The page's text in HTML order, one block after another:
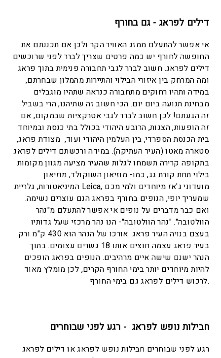
דילים לפראג - גם בחורף
אי אפשר להתעלם ממזג האוויר הקר ולכן אם תכננתם את
החופשה לחורף יש כמה פרטים שצריך לברר לפני שרוכשים
דילים לפראג. חשוב לברר לגבי תחבורה פנימית בתוך פראג
ומה המרחק בין איזורי הבילוי והתיירות מהמלון שבחרתם,
במידה ותהיו רחוקים מתחבורה כנראה שתהיו מוגבלים
מבחינת תנועה ביום יום. הכי חשוב זה שתיהנו, הרי בשביל
זה הגעתם! לכן חשוב לברר לגבי אטרקציות שבמקום, אם
זה הופעות, הצגות, הרובע היהודי בכולל בתי כנסת ובמיוחד
בית הכנסת הספרדי, בין העלמין היהודי ועוד, מצודת פראג,
סטארה מאטו (העיר העתיקה). במידה ורכשתם דילים לפראג
בתקופה קרירה תשמחו לגלות שהעיר מציעה מגוון מקומות
בילוי תחת קורת גג, כמו- מוזיאון השוקולד, מוזיאון
המיניאטורות, גלריית Leica, מועדוני ג'אז מיוחדים ולמי מכם
שמעריך יופי, הנופים בחורף בפראג הנם עוצרים נשימה.
ואם כבר מדברים על נופים אי אפשר להתעלם מ"נהר
הוולטובה". "נהר הוולטובה"- הנו נהר מרכזי שעל גדותיו
בעצם בנויה העיר פראג. אורכו של הנהר הוא 430 ק"מ ורק
בעיר פראג עצמה חוצים אותו 18 גשרים עצומים. בתוך
הנהר ישנם שישה איים מרהיבים. הנופים בפראג הופכים
להיות מיוחדים יותר בימי החורף הקרים, לכן מומלץ מאוד
לרכוש דילים לפראג גם בימי החורף.
חבילות נופש לפראג - רגע לפני שבוחרים
רגע לפני שבוחרים חבילות נופש לפראג או דילים לפראג